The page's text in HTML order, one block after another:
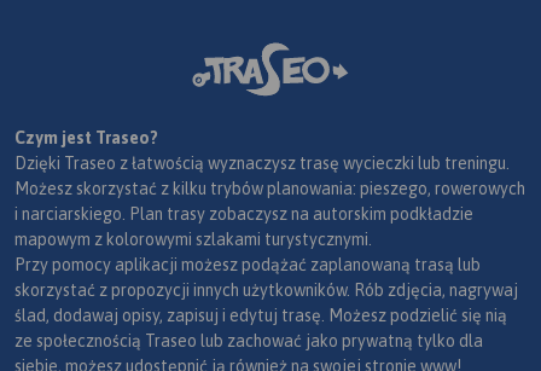
Czym jest Traseo?
Dzięki Traseo z łatwością wyznaczysz trasę wycieczki lub treningu.
Możesz skorzystać z kilku trybów planowania: pieszego, rowerowych
i narciarskiego. Plan trasy zobaczysz na autorskim podkładzie
mapowym z kolorowymi szlakami turystycznymi.
Przy pomocy aplikacji możesz podążać zaplanowaną trasą lub
skorzystać z propozycji innych użytkowników. Rób zdjęcia, nagrywaj
ślad, dodawaj opisy, zapisuj i edytuj trasę. Możesz podzielić się nią
ze społecznością Traseo lub zachować jako prywatną tylko dla
siebie, możesz udostępnić ją również na swojej stronie www!